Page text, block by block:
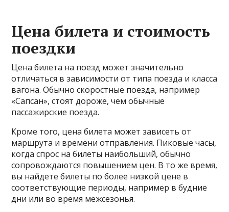
Цена билета и стоимость
поездки
Цена билета на поезд может значительно
отличаться в зависимости от типа поезда и класса
вагона. Обычно скоростные поезда, например
«Сапсан», стоят дороже, чем обычные
пассажирские поезда.
Кроме того, цена билета может зависеть от
маршрута и времени отправления. Пиковые часы,
когда спрос на билеты наибольший, обычно
сопровождаются повышением цен. В то же время,
вы найдете билеты по более низкой цене в
соответствующие периоды, например в будние
дни или во время межсезонья.